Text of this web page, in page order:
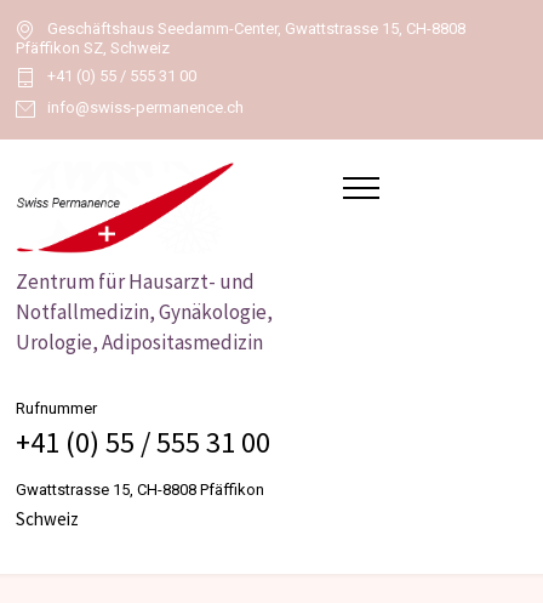
Geschäftshaus Seedamm-Center, Gwattstrasse 15, CH-8808
Pfäffikon SZ, Schweiz
+41 (0) 55 / 555 31 00
info@swiss-permanence.ch
Zentrum für Hausarzt- und
Notfallmedizin, Gynäkologie,
Urologie, Adipositasmedizin
Rufnummer
+41 (0) 55 / 555 31 00
Gwattstrasse 15, CH-8808 Pfäffikon
Schweiz